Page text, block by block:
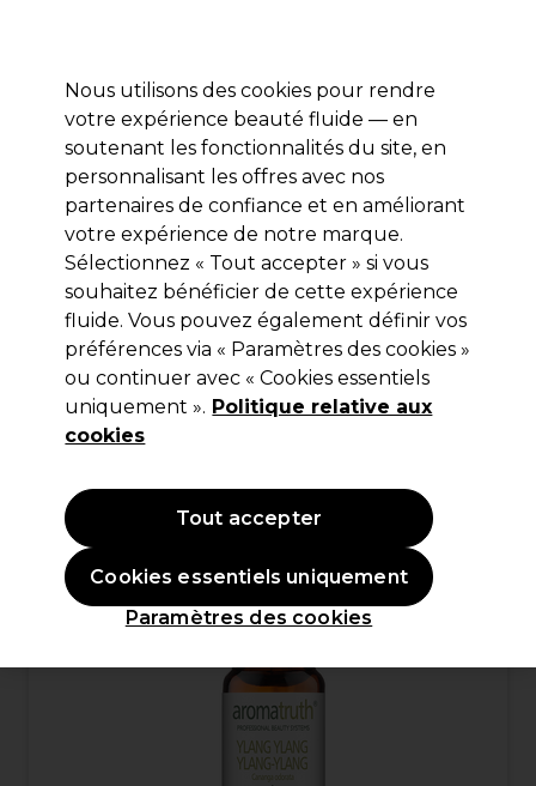
Se connecter
Marques Bons plans Coiffure Electro et Matériel
Livraison et délais
lire la suite
Aromatruth
Aromatruth Huile Essentielle Ylang-
Ylang 10ml
(1)
7,49 €Hors TVA
Nous utilisons des cookies pour rendre
votre expérience beauté fluide — en
soutenant les fonctionnalités du site, en
personnalisant les offres avec nos
partenaires de confiance et en améliorant
votre expérience de notre marque.
Sélectionnez « Tout accepter » si vous
souhaitez bénéficier de cette expérience
fluide. Vous pouvez également définir vos
préférences via « Paramètres des cookies »
ou continuer avec « Cookies essentiels
uniquement ». Politique relative aux
cookies
Paramètres des cookies
Cookies essentiels uniquement
Tout accepter